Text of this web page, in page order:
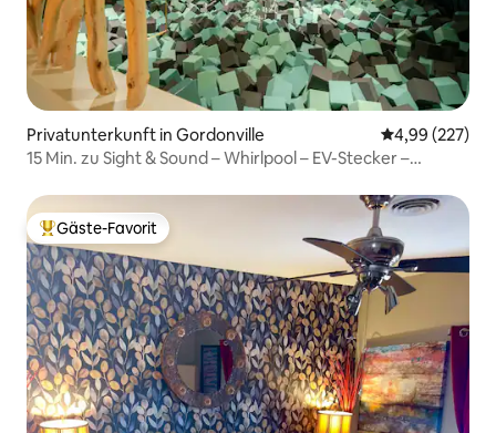
Privatunterkunft in Gordonville
4,99 (227)
15 Min. zu Sight & Sound – Whirlpool – EV-Stecker –
Beliebter Gäste-Favorit.
Gäste-Favorit